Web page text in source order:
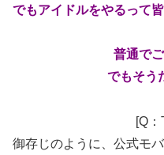
でもアイドルをやるって
普通で
でもそう
[Q
御存じのように、公式モ